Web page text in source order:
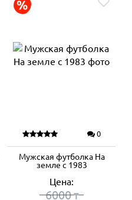
0
Мужская футболка На
земле с 1983
Цена:
6000₸